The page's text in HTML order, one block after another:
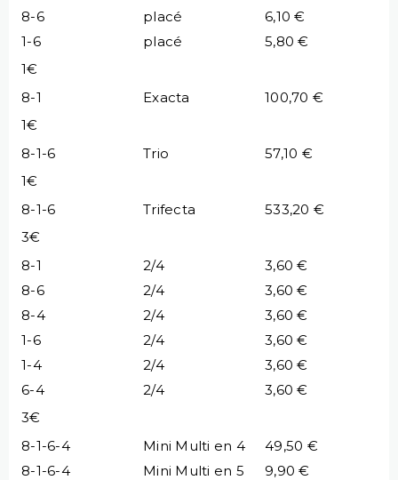
8-6 placé
6,10 €
1-6
placé
5,80 €
1€
8-1
Exacta
100,70 €
1€
8-1-6
Trio
57,10 €
1€
8-1-6
Trifecta
533,20 €
3€
8-1
2/4
3,60 €
8-6
2/4
3,60 €
8-4
2/4
3,60 €
1-6
2/4
3,60 €
1-4
2/4
3,60 €
6-4
2/4
3,60 €
3€
8-1-6-4
Mini Multi en 4
49,50 €
8-1-6-4
Mini Multi en 5
9,90 €